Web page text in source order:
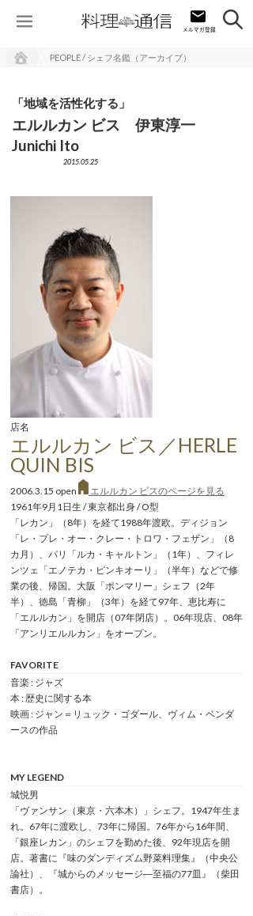
PEOPLE / シェフ名鑑（アーカイブ）
「地域を活性化する」
エルルカン ビス 伊東淳一
Junichi Ito
2015.05.25
店名
エルルカン ビス／HERLE
QUIN BIS
2006.3.15 open
エルルカン ビスのページを見る
1961年9月1日生 / 東京都出身 / O型
「レカン」（8年）を経て1988年渡欧。ディジョン
「レ・プレ・オー・クレー・トロワ・フェザン」（8
カ月）、パリ「ルカ・キャルトン」（1年）、フィレ
ンツェ「エノテカ・ピンキオーリ」（半年）などで修
業の後、帰国。大阪「ポンマリー」シェフ（2年
半）、徳島「青柳」（3年）を経て97年、恵比寿に
「エルルカン」を開店（07年閉店）。06年現店、08年
「アンリエルルカン」をオープン。
FAVORITE
音楽 : ジャズ
本 : 歴史に関する本
映画 : ジャン＝リュック・ゴダール、ヴィム・ベンダ
ースの作品
MY LEGEND
城悦男
「ヴァンサン（東京・六本木）」シェフ。1947年生ま
れ。67年に渡欧し、73年に帰国。76年から16年間、
「銀座レカン」のシェフを勤めた後、92年現店を開
店。著書に『味のダンディズム野菜料理集』（中央公
論社）、『城からのメッセージ―至福の77皿』（柴田
書店）。